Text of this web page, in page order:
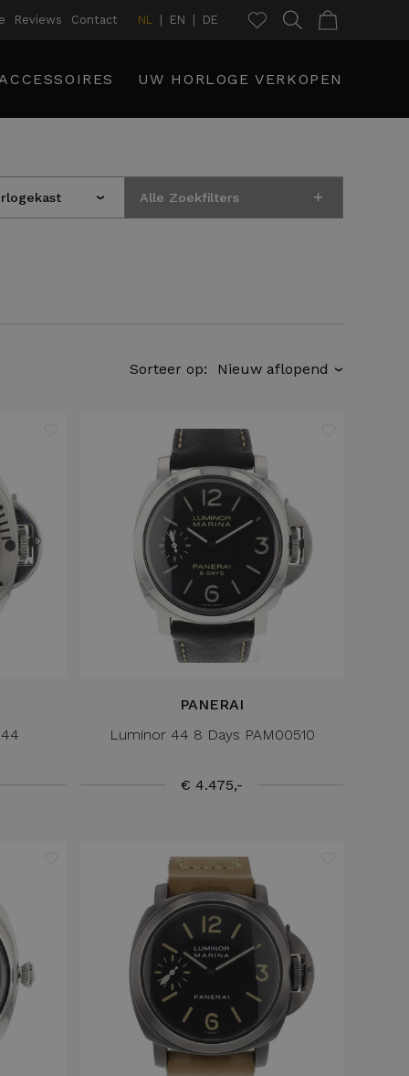
Reviews Contact NL EN DE
ACCESSOIRES UW HORLOGE VERKOPEN
› Alle Zoekfilters +
Sorteer op: ›
PANERAI
Luminor 44 8 Days PAM00510
€ 4.475,-